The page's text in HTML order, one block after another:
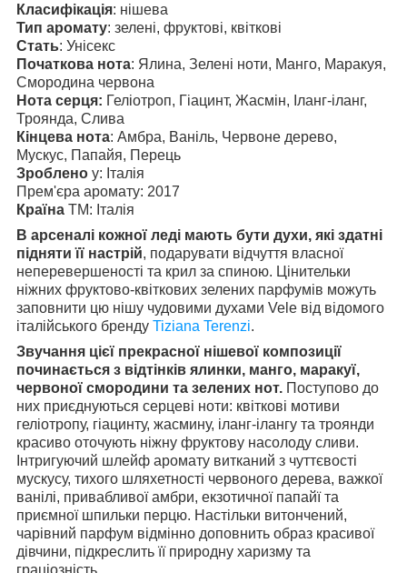
Класифікація: нішева
Тип аромату: зелені, фруктові, квіткові
Стать: Унісекс
Початкова нота: Ялина, Зелені ноти, Манго, Маракуя,
Смородина червона
Нота серця: Геліотроп, Гіацинт, Жасмін, Іланг-іланг,
Троянда, Слива
Кінцева нота: Амбра, Ваніль, Червоне дерево,
Мускус, Папайя, Перець
Зроблено у: Італія
Прем'єра аромату: 2017
Країна ТМ: Італія
В арсеналі кожної леді мають бути духи, які здатні
підняти її настрій, подарувати відчуття власної
неперевершеності та крил за спиною. Цінительки
ніжних фруктово-квіткових зелених парфумів можуть
заповнити цю нішу чудовими духами Vele від відомого
італійського бренду Tiziana Terenzi.
Звучання цієї прекрасної нішевої композиції
починається з відтінків ялинки, манго, маракуї,
червоної смородини та зелених нот. Поступово до
них приєднуються серцеві ноти: квіткові мотиви
геліотропу, гіацинту, жасмину, іланг-ілангу та троянди
красиво оточують ніжну фруктову насолоду сливи.
Інтригуючий шлейф аромату витканий з чуттєвості
мускусу, тихого шляхетності червоного дерева, важкої
ванілі, привабливої амбри, екзотичної папайї та
приємної шпильки перцю. Настільки витончений,
чарівний парфум відмінно доповнить образ красивої
дівчини, підкреслить її природну харизму та
граціозність.